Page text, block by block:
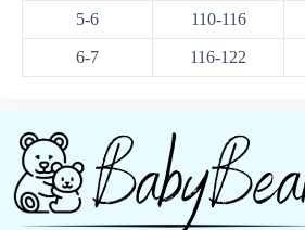
5-6 110-116
6-7 116-122